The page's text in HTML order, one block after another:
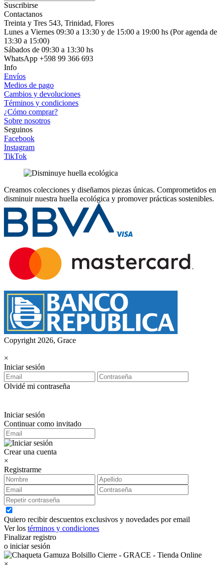
Suscribirse
Contactanos
Treinta y Tres 543, Trinidad, Flores
Lunes a Viernes 09:30 a 13:30 y de 15:00 a 19:00 hs (Por agenda de
13:30 a 15:00)
Sábados de 09:30 a 13:30 hs
WhatsApp +598 99 366 693
Info
Envíos
Medios de pago
Cambios y devoluciones
Términos y condiciones
¿Cómo comprar?
Sobre nosotros
Seguinos
Facebook
Instagram
TikTok
Creamos colecciones y diseñamos piezas únicas. Comprometidos en
disminuir nuestra huella ecológica y promover prácticas sostenibles.
Copyright 2026, Grace
×
Iniciar sesión
Olvidé mi contraseña
Iniciar sesión
Continuar como invitado
Crear una cuenta
×
Registrarme
Quiero recibir descuentos exclusivos y novedades por email
Ver los términos y condiciones
Finalizar registro
o iniciar sesión